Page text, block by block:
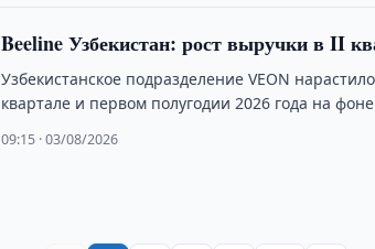
Beeline Узбекистан: рост выручки в II
Узбекистанское подразделение VEON
квартале и первом полугодии 2026 года на
09:15 · 03/08/2026